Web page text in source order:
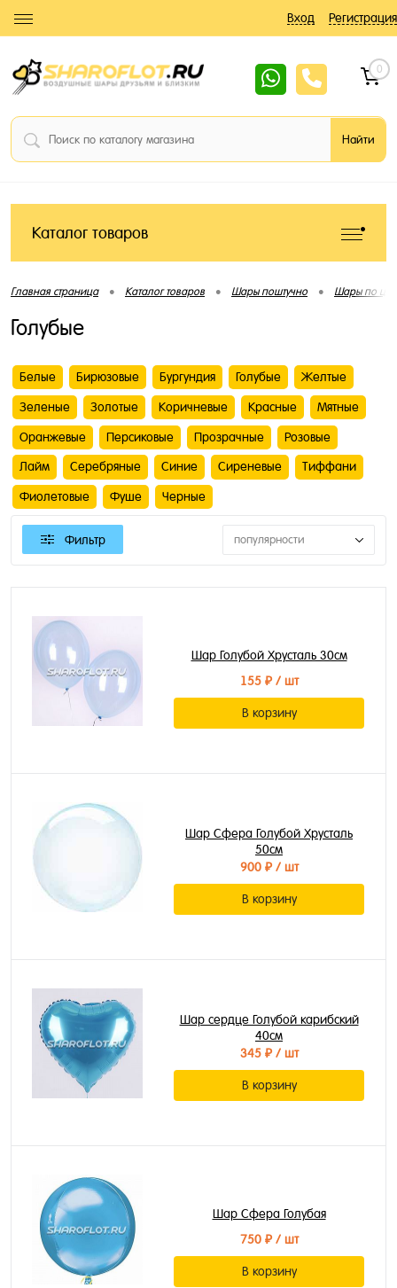
Вход Регистрация
0
Каталог товаров
Главная страница • Каталог товаров • Шары поштучно • Шары по
Голубые
Белые Бирюзовые Бургундия Голубые Желтые
Зеленые Золотые Коричневые Красные Мятные
Оранжевые Персиковые Прозрачные Розовые
Лайм Серебряные Синие Сиреневые Тиффани
Фиолетовые Фуше Черные
Фильтр популярности
Шар Голубой Хрусталь 30см
155 ₽/ шт
В корзину
Шар Сфера Голубой Хрусталь
50см
900 ₽/ шт
В корзину
Шар сердце Голубой карибский
40см
345 ₽/ шт
В корзину
Шар Сфера Голубая
750 ₽/ шт
В корзину